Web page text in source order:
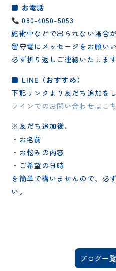
■ お電話
080-4050-5053
施術中などで出られない場合
留守電にメッセージをお願い
必ず折り返しご連絡いたします
■ LINE（おすすめ）
下記リンクより友だち追加を
ラインでのお問い合わせはこ
※友だち追加後、
・お名前
・お悩みの内容
・ご希望の日時
を簡単で構いませんので、必
い。
ブログ一覧